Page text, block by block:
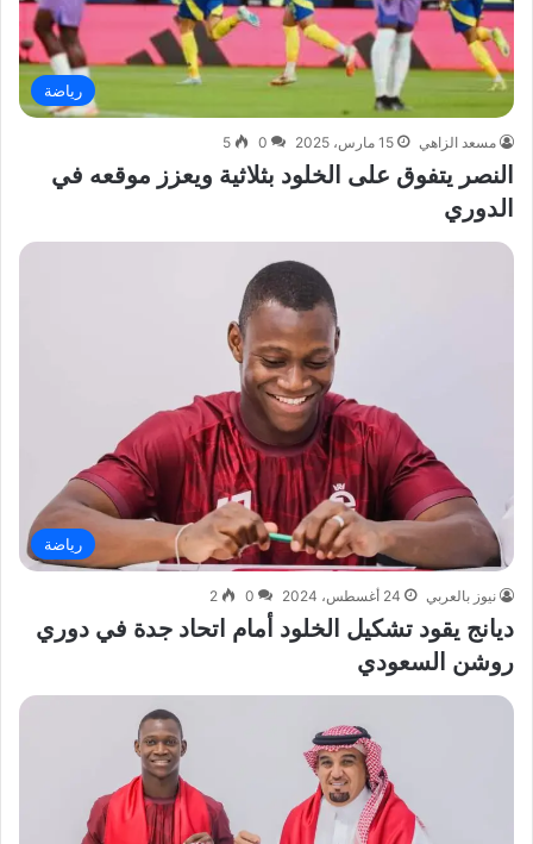
رياضة
مسعد الزاهي 15 مارس، 2025 0
5
النصر يتفوق على الخلود بثلاثية ويعزز موقعه في
الدوري
رياضة
نيوز بالعربي 24 أغسطس، 2024 0
2
ديانج يقود تشكيل الخلود أمام اتحاد جدة في دوري
روشن السعودي